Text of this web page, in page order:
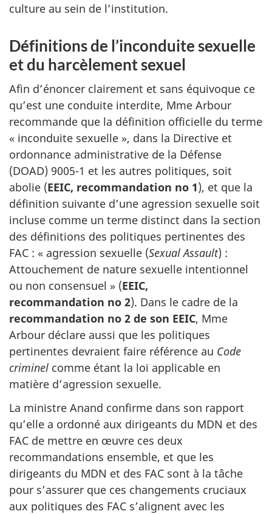
culture au sein de l’institution.
Définitions de l’inconduite sexuelle
et du harcèlement sexuel
Afin d’énoncer clairement et sans équivoque ce
qu’est une conduite interdite, Mme Arbour
recommande que la définition officielle du terme
« inconduite sexuelle », dans la Directive et
ordonnance administrative de la Défense
(DOAD) 9005-1 et les autres politiques, soit
abolie (EEIC, recommandation no 1), et que la
définition suivante d’une agression sexuelle soit
incluse comme un terme distinct dans la section
des définitions des politiques pertinentes des
FAC : « agression sexuelle (Sexual Assault) :
Attouchement de nature sexuelle intentionnel
ou non consensuel » (EEIC,
recommandation no 2). Dans le cadre de la
recommandation no 2 de son EEIC, Mme
Arbour déclare aussi que les politiques
pertinentes devraient faire référence au Code
criminel comme étant la loi applicable en
matière d’agression sexuelle.
La ministre Anand confirme dans son rapport
qu’elle a ordonné aux dirigeants du MDN et des
FAC de mettre en œuvre ces deux
recommandations ensemble, et que les
dirigeants du MDN et des FAC sont à la tâche
pour s’assurer que ces changements cruciaux
aux politiques des FAC s’alignent avec les